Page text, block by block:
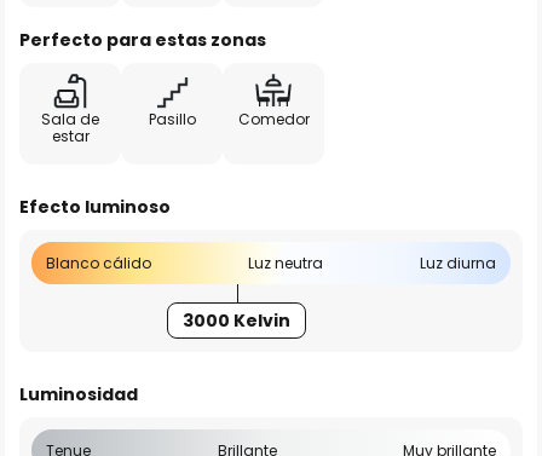
Perfecto para estas zonas
Sala de
estar
Pasillo Comedor
Efecto luminoso
Blanco cálido Luz neutra Luz diurna
3000 Kelvin
Luminosidad
Tenue Brillante Muy brillante